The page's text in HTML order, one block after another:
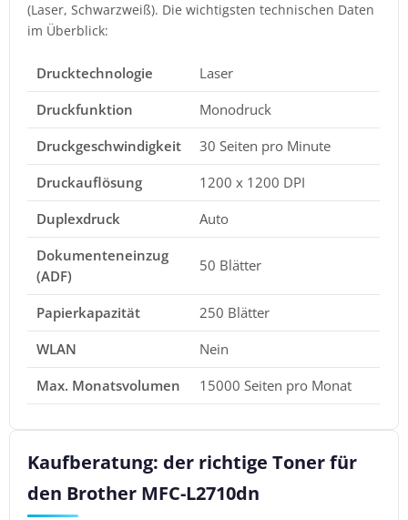
(Laser, Schwarzweiß). Die wichtigsten technischen Daten
im Überblick:
Drucktechnologie
Laser
Druckfunktion
Monodruck
Druckgeschwindigkeit
30 Seiten pro Minute
Druckauflösung
1200 x 1200 DPI
Duplexdruck
Auto
Dokumenteneinzug
(ADF)
50 Blätter
Papierkapazität
250 Blätter
WLAN
Nein
Max. Monatsvolumen
15000 Seiten pro Monat
Kaufberatung: der richtige Toner für
den Brother MFC-L2710dn